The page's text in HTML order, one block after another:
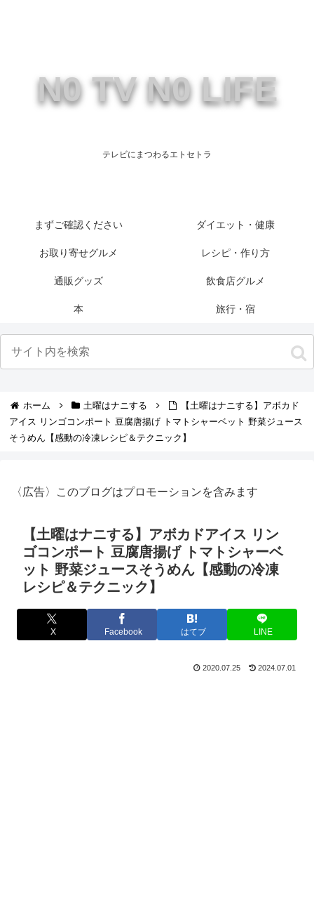
N0 TV N0 LIFE
テレビにまつわるエトセトラ
まずご確認ください ダイエット・健康
お取り寄せグルメ レシピ・作り方
通販グッズ 飲食店グルメ
本 旅行・宿
ホーム 土曜はナニする
【土曜はナニする】アボカド
アイス リンゴコンポート 豆腐唐揚げ トマトシャーベット 野菜ジュース
そうめん【感動の冷凍レシピ＆テクニック】
〈広告〉このブログはプロモーションを含みます
【土曜はナニする】アボカドアイス リン
ゴコンポート 豆腐唐揚げ トマトシャーベ
ット 野菜ジュースそうめん【感動の冷凍
レシピ＆テクニック】
X Facebook はてブ LINE
2020.07.25 2024.07.01